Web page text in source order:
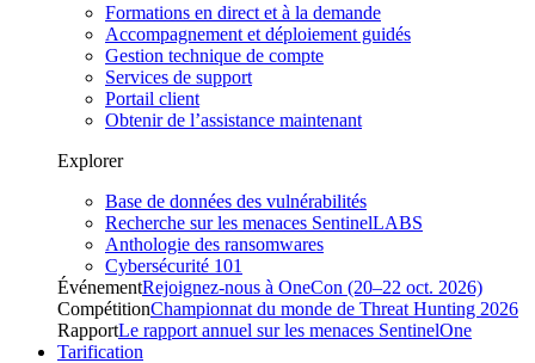
Formations en direct et à la demande
Accompagnement et déploiement guidés
Gestion technique de compte
Services de support
Portail client
Obtenir de l’assistance maintenant
Explorer
Base de données des vulnérabilités
Recherche sur les menaces SentinelLABS
Anthologie des ransomwares
Cybersécurité 101
ÉvénementRejoignez-nous à OneCon (20–22 oct. 2026)
CompétitionChampionnat du monde de Threat Hunting 2026
RapportLe rapport annuel sur les menaces SentinelOne
Tarification